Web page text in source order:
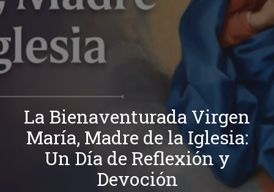
La Bienaventurada Virgen
María, Madre de la Iglesia:
Un Día de Reflexión y
Devoción